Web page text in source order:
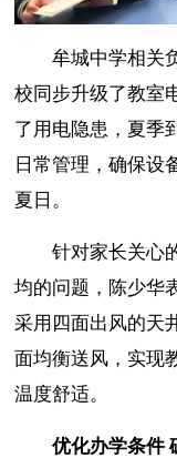
牟城中学相关
校同步升级了教室
了用电隐患，夏季
日常管理，确保设
夏日。
针对家长关心
均的问题，陈少华
采用四面出风的天
面均衡送风，实现
温度舒适。
优化办学条件